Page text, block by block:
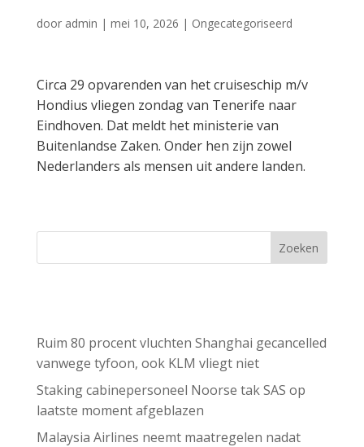
door admin | mei 10, 2026 | Ongecategoriseerd
Circa 29 opvarenden van het cruiseschip m/v
Hondius vliegen zondag van Tenerife naar
Eindhoven. Dat meldt het ministerie van
Buitenlandse Zaken. Onder hen zijn zowel
Nederlanders als mensen uit andere landen.
Zoeken
Ruim 80 procent vluchten Shanghai gecancelled
vanwege tyfoon, ook KLM vliegt niet
Staking cabinepersoneel Noorse tak SAS op
laatste moment afgeblazen
Malaysia Airlines neemt maatregelen nadat